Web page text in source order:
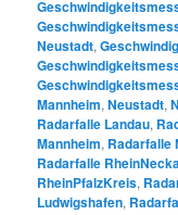
Neustadt,
Mannheim,Neustadt,
Radarfalle Landau,
Mannheim, Radarfalle
Radarfalle
RheinPfalzKreis,
Ludwigshafen,